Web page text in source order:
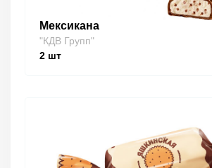
Мексикана
"КДВ Групп"
2 шт